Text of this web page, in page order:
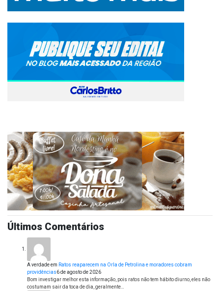
Últimos Comentários
A verdadeem Ratos reaparecem na Orla de Petrolina e moradores cobram
providências6 de agosto de 2026
Bom investigar melhor esta informação, pois ratos não tem hábito diurno, eles não
costumam sair da toca de dia, geralmente…